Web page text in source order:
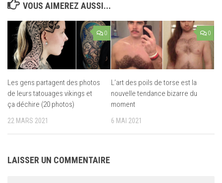
VOUS AIMEREZ AUSSI...
0
Les gens partagent des photos
de leurs tatouages vikings et
ça déchire (20 photos)
22 MARS 2021
0
L’art des poils de torse est la
nouvelle tendance bizarre du
moment
6 MAI 2021
LAISSER UN COMMENTAIRE